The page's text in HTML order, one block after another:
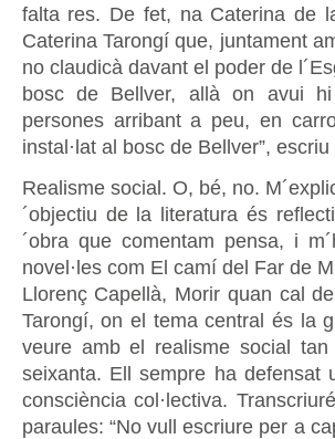
falta res. De fet, na Caterina de
Caterina Tarongí que, juntament
no claudicà davant el poder de
bosc de Bellver, allà on avui
persones arribant a peu, en
instal·lat al bosc de Bellver”,
Realisme social. O, bé, no.
´objectiu de la literatura és
´obra que comentam pensa, i
novel·les com El camí del Far de
Llorenç Capellà, Morir quan cal
Tarongí, on el tema central és la
veure amb el realisme social
seixanta. Ell sempre ha defensat
consciència col·lectiva.
paraules: “No vull escriure per a